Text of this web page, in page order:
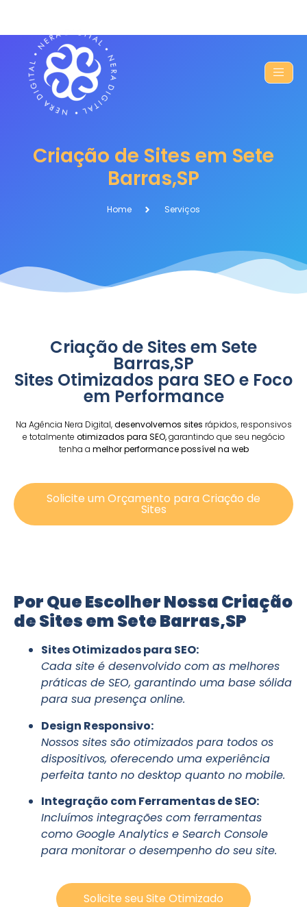
Criação de Sites em Sete
Barras,SP
Home Serviços
Criação de Sites em Sete
Barras,SP
Sites Otimizados para SEO e Foco
em Performance
Na Agência Nera Digital,desenvolvemos sites rápidos, responsivos
e totalmente otimizados para SEO,garantindo que seu negócio
tenha a melhor performance possível na web
Solicite um Orçamento para Criação de
Sites
Por Que Escolher Nossa Criação
de Sites em Sete Barras,SP
Sites Otimizados para SEO:
Cada site é desenvolvido com as melhores
práticas de SEO, garantindo uma base sólida
para sua presença online.
Design Responsivo:
Nossos sites são otimizados para todos os
dispositivos, oferecendo uma experiência
perfeita tanto no desktop quanto no mobile.
Integração com Ferramentas de SEO:
Incluímos integrações com ferramentas
como Google Analytics e Search Console
para monitorar o desempenho do seu site.
Solicite seu Site Otimizado